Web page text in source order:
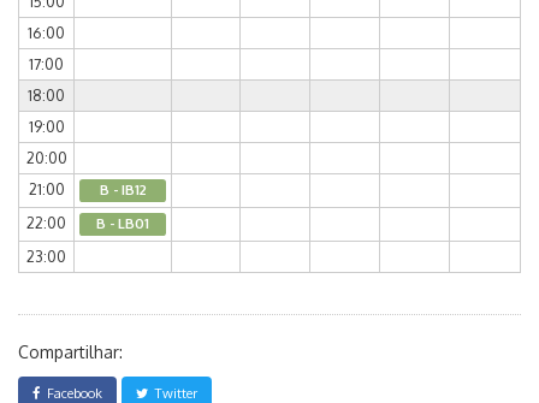
16:00
17:00
18:00
19:00
20:00
21:00
B - IB12
22:00 B - LB01
23:00
Compartilhar:
Facebook Twitter